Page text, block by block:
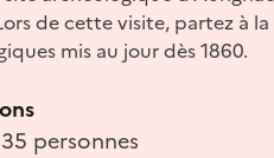
de cette visite, partez à
mis au jour dès 1860.
personnes